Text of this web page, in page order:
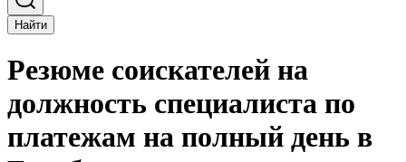
Найти
Резюме соискателей на
должность специалиста по
платежам на полный день в